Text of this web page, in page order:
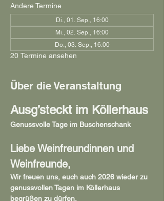
Andere Termine
Di., 01. Sep., 16:00
Mi., 02. Sep., 16:00
Do., 03. Sep., 16:00
20 Termine ansehen
Über die Veranstaltung
Ausg’steckt im Köllerhaus
Genussvolle Tage im Buschenschank
Liebe Weinfreundinnen und
Weinfreunde,
Wir freuen uns, euch auch 2026 wieder zu
genussvollen Tagen im Köllerhaus
begrüßen zu dürfen.